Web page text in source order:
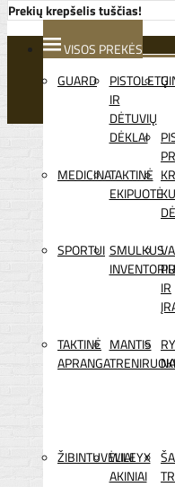
Prekių krepšelis tuščias!
VISOS PREKĖS
GUARD
PISTOLETŲ
IR
DĖTUVIŲ
DĖKLAI
MEDICINATAKTINĖ
EKIPUOTĖ
SPORTUI SMULKUS
IR
TAKTINĖ
APRANGA
MANTIS
ŽIBINTUVĖLIAI
WILEYX
AKINIAI